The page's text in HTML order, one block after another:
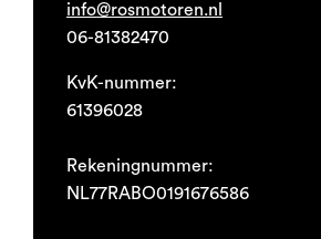
info@rosmotoren.nl
06-81382470
KvK-nummer:
61396028
Rekeningnummer:
NL77RABO0191676586